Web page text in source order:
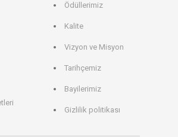
Ödüllerimiz
Kalite
Vizyon ve Misyon
Tarihçemiz
Bayilerimiz
Gizlilik politikası